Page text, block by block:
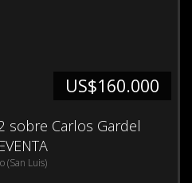
US$160.000
sobre Carlos Gardel
(San Luis)